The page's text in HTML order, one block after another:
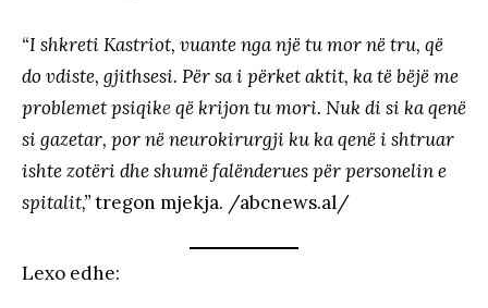
“I shkreti Kastriot, vuante nga një tu mor në tru, që
do vdiste, gjithsesi. Për sa i përket aktit, ka të bëjë me
problemet psiqikeqë krijon tu mori. Nuk di si ka qenë
si gazetar, por në neurokirurgji ku ka qenë i shtruar
ishte zotëri dhe shumë falënderues për personelin e
spitalit,”tregon mjekja. /abcnews.al/
Lexo edhe: